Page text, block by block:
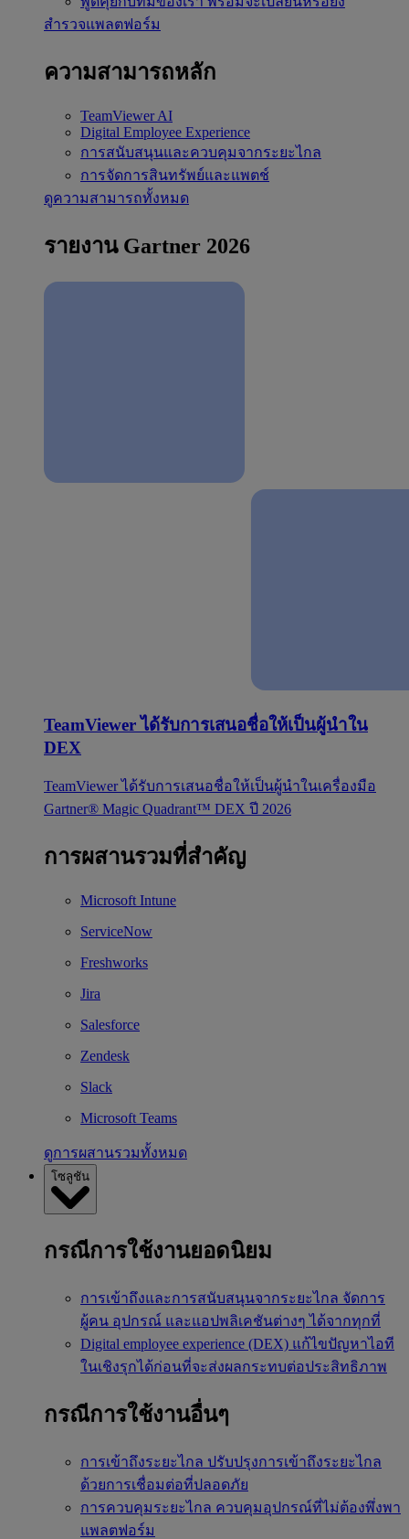
สำรวจแพลตฟอร์ม
ความสามารถหลัก
TeamViewer AI
Digital Employee Experience
การสนับสนุนและควบคุมจากระยะไกล
การจัดการสินทรัพย์และแพตช์
ดูความสามารถทั้งหมด
รายงาน Gartner 2026
TeamViewer ได้รับการเสนอชื่อให้เป็นผู้นำใน
DEX
TeamViewer ได้รับการเสนอชื่อให้เป็นผู้นำในเครื่องมือ
Gartner® Magic Quadrant™ DEX ปี 2026
การผสานรวมที่สำคัญ
Microsoft Intune
ServiceNow
Freshworks
Jira
Salesforce
Zendesk
Slack
Microsoft Teams
ดูการผสานรวมทั้งหมด
โซลูชัน
กรณีการใช้งานยอดนิยม
การเข้าถึงและการสนับสนุนจากระยะไกล จัดการ
ผู้คน อุปกรณ์ และแอปพลิเคชันต่างๆ ได้จากทุกที่
Digital employee experience (DEX) แก้ไขปัญหาไอที
ในเชิงรุกได้ก่อนที่จะส่งผลกระทบต่อประสิทธิภาพ
กรณีการใช้งานอื่นๆ
การเข้าถึงระยะไกล ปรับปรุงการเข้าถึงระยะไกล
ด้วยการเชื่อมต่อที่ปลอดภัย
การควบคุมระยะไกล ควบคุมอุปกรณ์ที่ไม่ต้องพึ่งพา
แพลตฟอร์ม